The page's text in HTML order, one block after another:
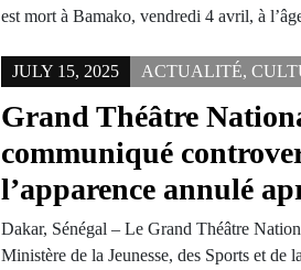
est mort à Bamako, vendredi 4 avril, à
JULY 15, 2025 ACTUALITÉ,
Grand Théâtre
communiqué
l’apparence annulé
Dakar, Sénégal – Le Grand Théâtre
Ministère de la Jeunesse, des Sports et de